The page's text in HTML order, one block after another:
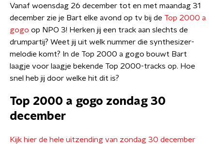
Vanaf woensdag 26 december tot en met maandag 31
december zie je Bart elke avond op tv bij de Top 2000 a
gogo op NPO 3! Herken jij een track aan slechts de
drumpartij? Weet jij uit welk nummer die synthesizer-
melodie komt? In de Top 2000 a gogo bouwt Bart
laagje voor laagje bekende Top 2000-tracks op. Hoe
snel heb jij door welke hit dit is?
Top 2000 a gogo zondag 30
december
Kijk hier de hele uitzending van zondag 30 december